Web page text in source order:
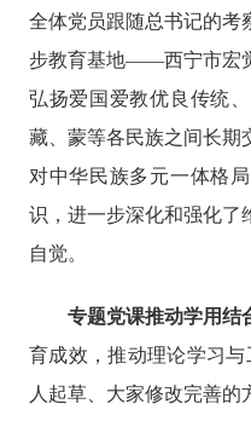
全体党员跟随总书记的考
步教育基地——西宁市宏
弘扬爱国爱教优良传统
藏、蒙等各民族之间长期
对中华民族多元一体格
识，进一步深化和强化了
自觉。
专题党课推动学用结
育成效，推动理论学习
人起草、大家修改完善的